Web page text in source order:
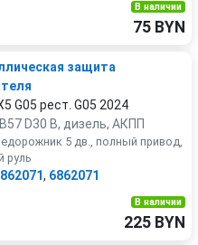
В наличии
75 BYN
защита
G05 рест. G05 2024
D30 B, дизель, АКПП
5 дв., полный привод,
руль
, 6862071
В наличии
225 BYN